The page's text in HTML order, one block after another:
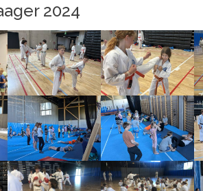
2024